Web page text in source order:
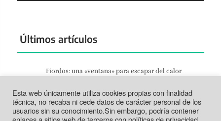
Últimos artículos
Fiordos: una «ventana» para escapar del calor
Tortosa: la vida según el Ebro
Jun 21, 2026
Esta web únicamente utiliza cookies propias con finalidad
técnica, no recaba ni cede datos de carácter personal de los
usuarios sin su conocimiento.Sin embargo, podría contener